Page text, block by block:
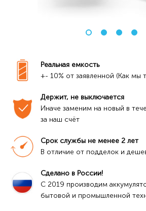
Реальная емкость
+- 10% от заявленной (Как мы
Держит, не выключается
Иначе заменим на новый в
за наш счёт
Срок службы не менее 2 лет
В отличие от подделок и
Сделано в России!
C 2019 производим
бытовой и промышленной